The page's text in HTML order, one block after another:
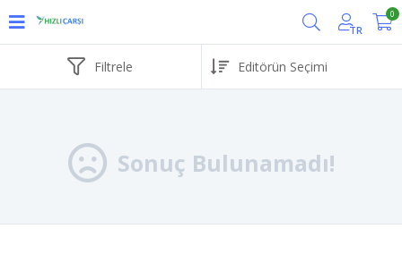
TR
0
Filtrele
Sonuç Bulunamadı!